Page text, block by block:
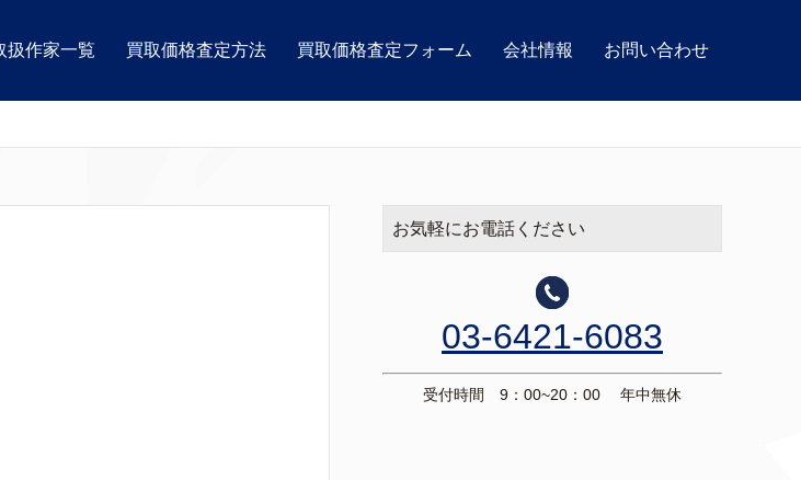
扱作家一覧 買取価格査定方法 買取価格査定フォーム 会社情報 お問い合わせ
お気軽にお電話ください
03-6421-6083
受付時間 9：00~20：00 年中無休